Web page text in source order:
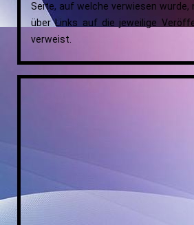
Seite, auf welche verwiesen wurde,
über Links auf die jeweilige
verweist.